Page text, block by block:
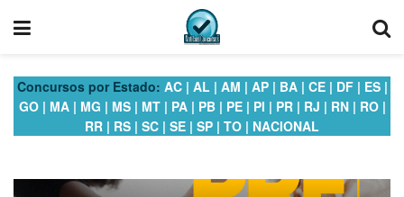
Concursos por Estado: AC| AL | AM | AP| BA| CE| DF| ES|
GO| MA| MG | MS| MT| PA| PB| PE| PI | PR| RJ | RN| RO|
RR | RS | SC | SE | SP | TO | NACIONAL